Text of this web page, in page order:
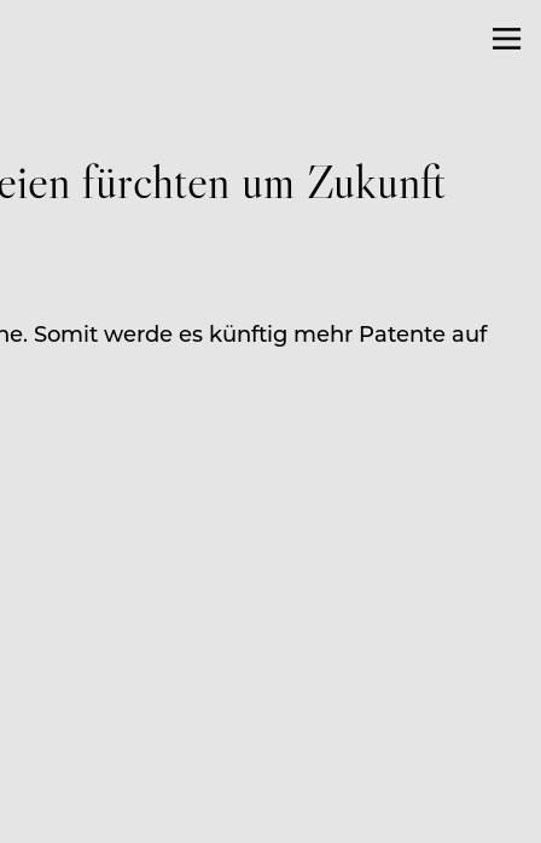
fürchten um Zukunft
Somit werde es künftig mehr Patente auf